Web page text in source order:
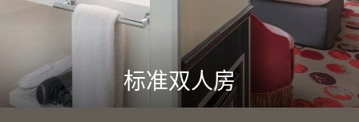
标准双人房